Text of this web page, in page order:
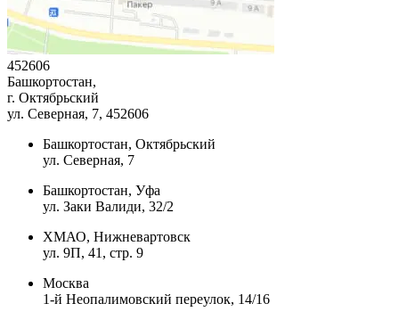
452606
Башкортостан,
г. Октябрьский
ул. Северная, 7, 452606
Башкортостан, Октябрьский
ул. Северная, 7
Башкортостан, Уфа
ул. Заки Валиди, 32/2
ХМАО, Нижневартовск
ул. 9П, 41, стр. 9
Москва
1-й Неопалимовский переулок, 14/16